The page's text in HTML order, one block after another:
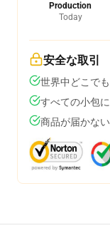
Production
Today
安全な取引
世界中どこで
すべての小包
商品が届かな